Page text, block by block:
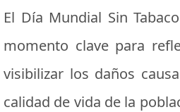
El Día Mundial Sin
momento clave para
visibilizar los daños
calidad de vida de la